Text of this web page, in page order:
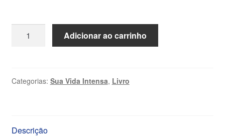
Quando
Adicionar ao carrinho
Categorias: Sua Vida Intensa, Livro
Descrição